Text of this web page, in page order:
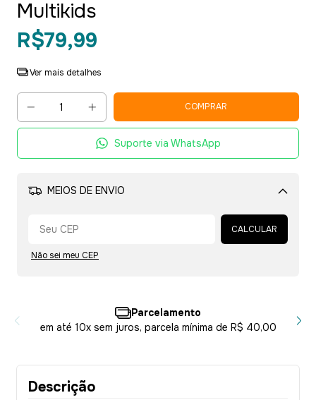
Multikids
R$79,99
Ver mais detalhes
Suporte via WhatsApp
MEIOS DE ENVIO
Alterar CEP
CALCULAR
Não sei meu CEP
Parcelamento
em até 10x sem juros, parcela mínima de R$ 40,00
Descrição